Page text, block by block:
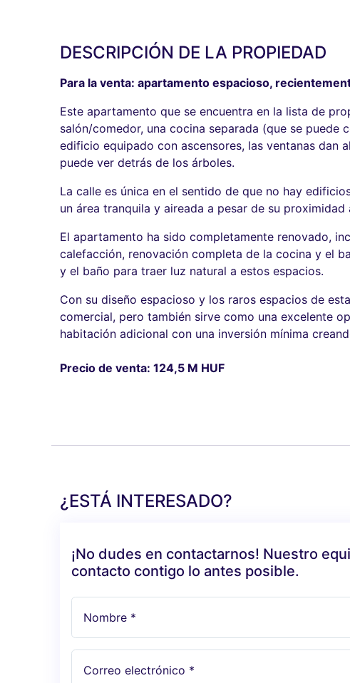
DESCRIPCIÓN DE LA PROPIEDAD
Para la venta: apartamento espacioso,
Este apartamento que se encuentra en la lista de
salón/comedor, una cocina separada (que se
edificio equipado con ascensores, las ventanas dan
puede ver detrás de los árboles.
La calle es única en el sentido de que no hay
un área tranquila y aireada a pesar de su
El apartamento ha sido completamente renovado,
calefacción, renovación completa de la cocina y el
y el baño para traer luz natural a estos espacios.
Con su diseño espacioso y los raros espacios de
comercial, pero también sirve como una excelente
habitación adicional con una inversión mínima
Precio de venta: 124,5 M HUF
¿ESTÁ INTERESADO?
¡No dudes en contactarnos! Nuestro
contacto contigo lo antes posible.
Nombre *
Correo electrónico *